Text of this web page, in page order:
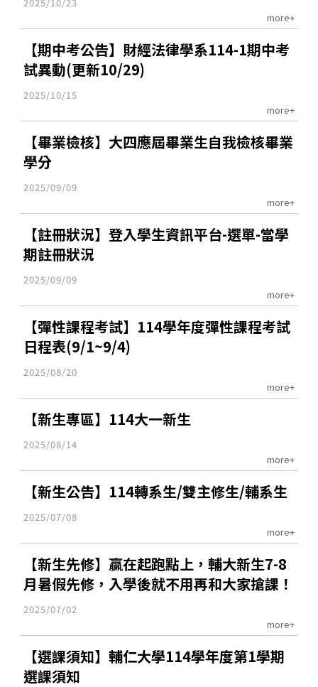
more+
【期中考公告】財經法律學系114-1期中考
試異動(更新10/29)
2025/10/15
more+
【畢業檢核】大四應屆畢業生自我檢核畢業
學分
2025/09/09
more+
【註冊狀況】登入學生資訊平台-選單-當學
期註冊狀況
2025/09/09
more+
【彈性課程考試】114學年度彈性課程考試
日程表(9/1~9/4)
2025/08/20
more+
【新生專區】114大一新生
2025/08/14
more+
【新生公告】114轉系生/雙主修生/輔系生
2025/07/08
more+
【新生先修】贏在起跑點上，輔大新生7-8
月暑假先修，入學後就不用再和大家搶課！
2025/07/02
more+
【選課須知】輔仁大學114學年度第1學期
選課須知